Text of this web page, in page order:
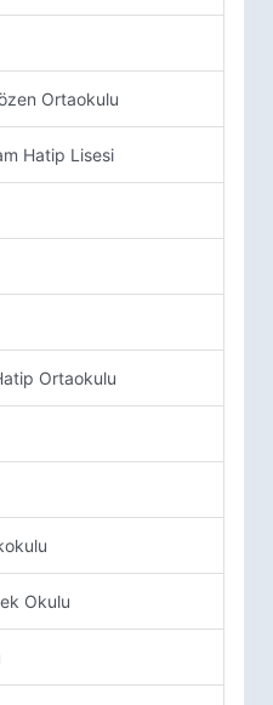
Ortaokulu
Hatip Lisesi
Ortaokulu
Okulu